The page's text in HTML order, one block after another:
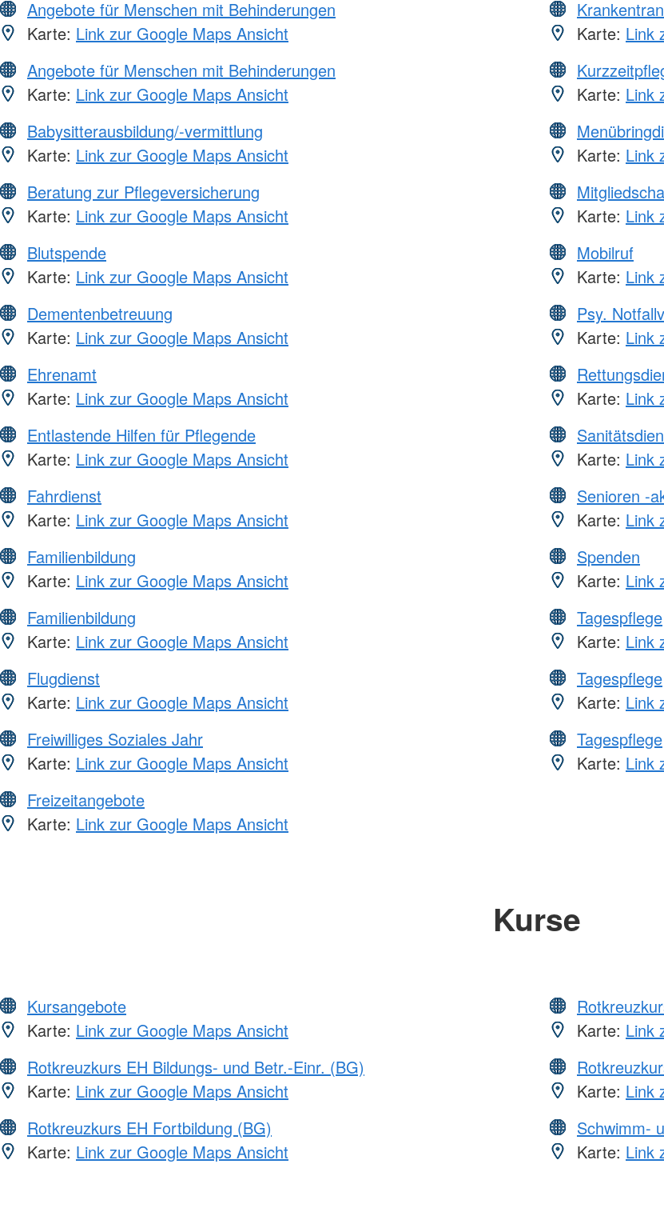
Angebote für Menschen mit Behinderungen
Karte: Link zur Google Maps Ansicht
Angebote für Menschen mit Behinderungen
Karte: Link zur Google Maps Ansicht
Babysitterausbildung/-vermittlung
Karte: Link zur Google Maps Ansicht
Beratung zur Pflegeversicherung
Karte: Link zur Google Maps Ansicht
Blutspende
Karte: Link zur Google Maps Ansicht
Dementenbetreuung
Karte: Link zur Google Maps Ansicht
Ehrenamt
Karte: Link zur Google Maps Ansicht
Entlastende Hilfen für Pflegende
Karte: Link zur Google Maps Ansicht
Fahrdienst
Karte: Link zur Google Maps Ansicht
Familienbildung
Karte: Link zur Google Maps Ansicht
Familienbildung
Karte: Link zur Google Maps Ansicht
Flugdienst
Karte: Link zur Google Maps Ansicht
Freiwilliges Soziales Jahr
Karte: Link zur Google Maps Ansicht
Freizeitangebote
Karte: Link zur Google Maps Ansicht
Karte: Link
Karte: Link
Karte: Link
Karte: Link
Mobilruf
Karte: Link
Psy.
Karte: Link
Karte: Link
Karte: Link
Senioren -
Karte: Link
Spenden
Karte: Link
Tagespflege
Karte: Link
Tagespflege
Karte: Link
Tagespflege
Karte: Link
Kurse
Kursangebote
Karte: Link zur Google Maps Ansicht
Rotkreuzkurs EH Bildungs- und Betr.-Einr. (BG)
Karte: Link zur Google Maps Ansicht
Rotkreuzkurs EH Fortbildung (BG)
Karte: Link zur Google Maps Ansicht
Karte: Link
Karte: Link
Schwimm-
Karte: Link